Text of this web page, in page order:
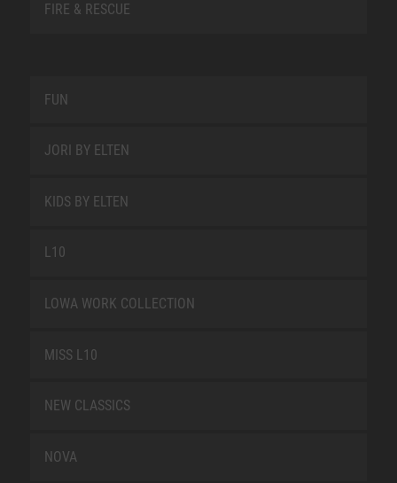
FIRE & RESCUE
FUN
JORI BY ELTEN
KIDS BY ELTEN
L10
LOWA WORK COLLECTION
MISS L10
NEW CLASSICS
NOVA